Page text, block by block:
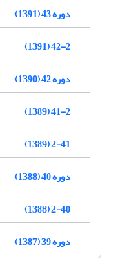
دوره 43 (1391)
42-2 (1391)
دوره 42 (1390)
41-2 (1389)
2-41 (1389)
دوره 40 (1388)
2-40 (1388)
دوره 39 (1387)